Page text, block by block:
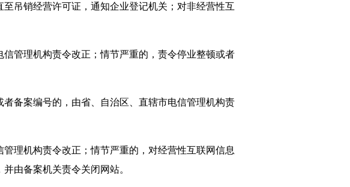
吊销经营许可证，通知企业登记机关；对非经营性互
理机构责令改正；情节严重的，责令停业整顿或者
案编号的，由省、自治区、直辖市电信管理机构责
机构责令改正；情节严重的，对经营性互联网信息
由备案机关责令关闭网站。